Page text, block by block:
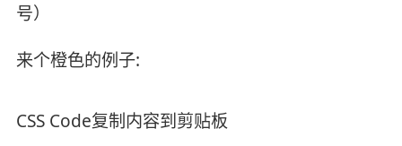
号）
来个橙色的例子:
CSS Code复制内容到剪贴板